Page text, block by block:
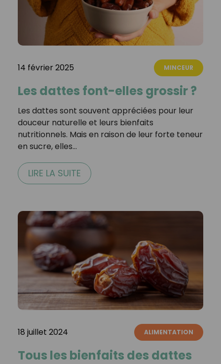
14 février 2025 MINCEUR
Les dattes font-elles grossir ?
Les dattes sont souvent appréciées pour leur
douceur naturelle et leurs bienfaits
nutritionnels. Mais en raison de leur forte teneur
en sucre, elles…
LIRE LA SUITE
18 juillet 2024 ALIMENTATION
Tous les bienfaits des dattes